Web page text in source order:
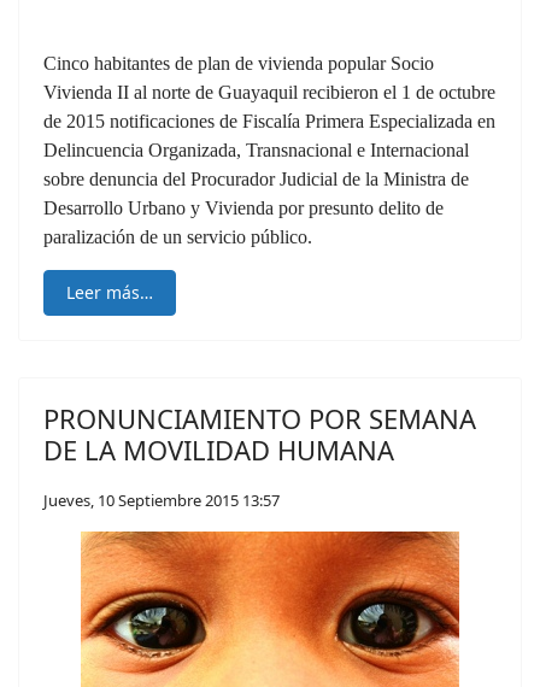
Cinco habitantes de plan de vivienda popular Socio
Vivienda II al norte de Guayaquil recibieron el 1 de octubre
de 2015 notificaciones de Fiscalía Primera Especializada en
Delincuencia Organizada, Transnacional e Internacional
sobre denuncia del Procurador Judicial de la Ministra de
Desarrollo Urbano y Vivienda por presunto delito de
paralización de un servicio público.
Leer más…
PRONUNCIAMIENTO POR SEMANA
DE LA MOVILIDAD HUMANA
Jueves, 10 Septiembre 2015 13:57